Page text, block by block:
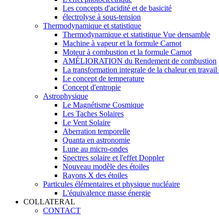
Les concepts d'acidité et de basicité
électrolyse à sous-tension
Thermodynamique et statistique
Thermodynamique et statistique Vue densamble
Machine à vapeur et la formule Carnot
Moteur à combustion et la formule Carnot
AMÉLIORATION du Rendement de combustion
La transformation integrale de la chaleur en travail
Le concept de temperature
Concept d'entropie
Astrophysique
Le Magnétisme Cosmique
Les Taches Solaires
Le Vent Solaire
Aberration temporelle
Quanta en astronomie
Lune au micro-ondes
Spectres solaire et l'effet Doppler
Nouveau modèle des étoiles
Rayons X des étoiles
Particules élémentaires et physique nucléaire
L'équivalence masse énergie
COLLATERAL
CONTACT